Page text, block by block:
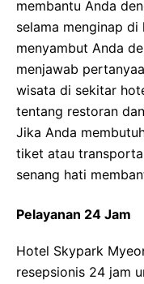
membantu Anda
selama menginap
menyambut Anda
menjawab
wisata di sekitar
tentang restoran
Jika Anda
tiket atau
senang hati
Pelayanan 24 Jam
Hotel Skypark
resepsionis 24 jam